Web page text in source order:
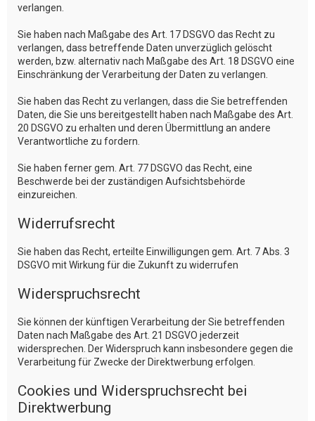
verlangen.
Sie haben nach Maßgabe des Art. 17 DSGVO das Recht zu
verlangen, dass betreffende Daten unverzüglich gelöscht
werden, bzw. alternativ nach Maßgabe des Art. 18 DSGVO eine
Einschränkung der Verarbeitung der Daten zu verlangen.
Sie haben das Recht zu verlangen, dass die Sie betreffenden
Daten, die Sie uns bereitgestellt haben nach Maßgabe des Art.
20 DSGVO zu erhalten und deren Übermittlung an andere
Verantwortliche zu fordern.
Sie haben ferner gem. Art. 77 DSGVO das Recht, eine
Beschwerde bei der zuständigen Aufsichtsbehörde
einzureichen.
Widerrufsrecht
Sie haben das Recht, erteilte Einwilligungen gem. Art. 7 Abs. 3
DSGVO mit Wirkung für die Zukunft zu widerrufen
Widerspruchsrecht
Sie können der künftigen Verarbeitung der Sie betreffenden
Daten nach Maßgabe des Art. 21 DSGVO jederzeit
widersprechen. Der Widerspruch kann insbesondere gegen die
Verarbeitung für Zwecke der Direktwerbung erfolgen.
Cookies und Widerspruchsrecht bei
Direktwerbung